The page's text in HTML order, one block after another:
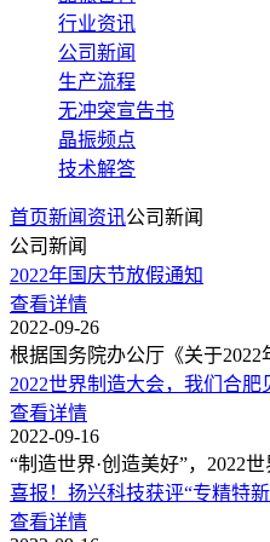
行业资讯
公司新闻
生产流程
无冲突宣告书
晶振频点
技术解答
首页新闻资讯公司新闻
公司新闻
2022年国庆节放假通知
查看详情
2022-09-26
根据国务院办公厅《关于
2022世界制造大会，我们合肥
查看详情
2022-09-16
“制造世界·创造美好”，2022
喜报！扬兴科技获评“专精特
查看详情